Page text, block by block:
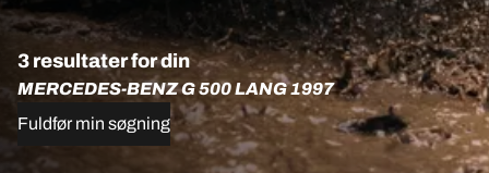
3 resultater for din
MERCEDES-BENZ G 500 LANG 1997
Fuldfør min søgning